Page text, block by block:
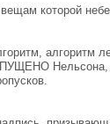
которой
Нельсона,